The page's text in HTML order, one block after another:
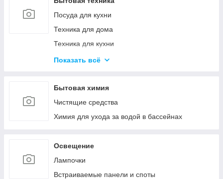
Посуда для кухни
Техника для дома
Техника для кухни
Красота и здоровье
Кулеры для воды
Проточные водонагреватели
Показать всё
Бытовая химия
Чистящие средства
Химия для ухода за водой в бассейнах
Освещение
Лампочки
Встраиваемые панели и споты